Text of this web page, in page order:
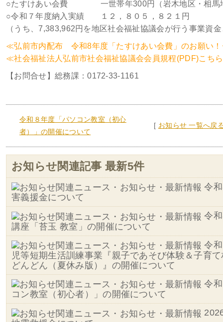
○たすけあい会費 一世帯年300円（岩木地区・相馬
○令和７年度納入実績 １２，８０５，８２１円
（うち、7,383,962円を地区社会福祉協議会が行う事業資
≪弘前市内配布 令和8年度「たすけあい会費」のお願い
≪社会福祉法人弘前市社会福祉協議会会員規程(PDF)こち
【お問合せ】総務課：0172-33-1161
令和８年度「パソコン教室（初心
者）」の開催について
[ お知らせ 一覧へ戻
お知らせ関連記事 最新5件
令
害義援金について
令
講座「苔玉 教室」の開催について
令
児等短期生活訓練事業『親子であそび体験＆子育
どんどん（夏休み版）』の開催について
令
コン教室（初心者）」の開催について